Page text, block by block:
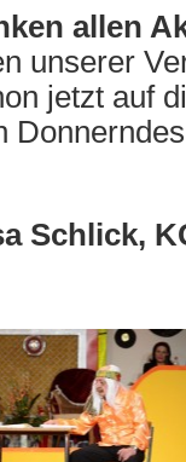
allen
unserer
jetzt auf
Donnerndes
Schlick,